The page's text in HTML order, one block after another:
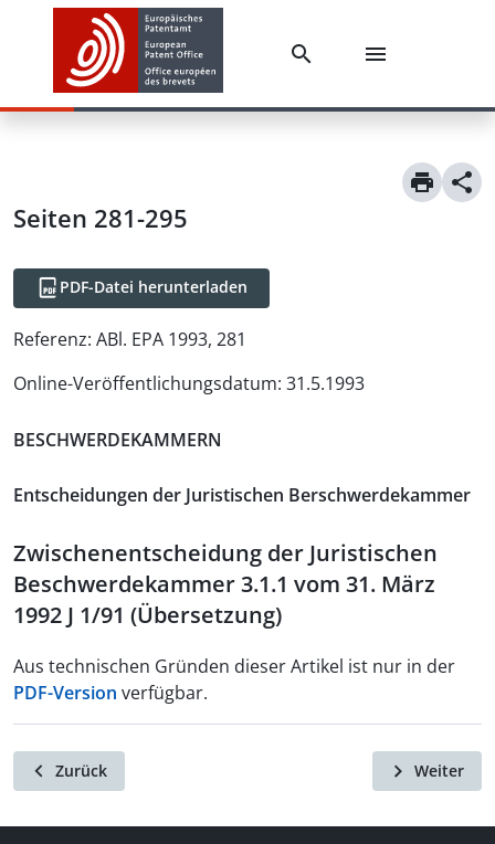
Seiten 281-295
PDF-Datei herunterladen
Referenz: ABl. EPA 1993, 281
Online-Veröffentlichungsdatum: 31.5.1993
BESCHWERDEKAMMERN
Entscheidungen der Juristischen Berschwerdekammer
Zwischenentscheidung der Juristischen
Beschwerdekammer 3.1.1 vom 31. März
1992 J 1/91 (Übersetzung)
Aus technischen Gründen dieser Artikel ist nur in der
PDF-Version verfügbar.
Zurück Weiter